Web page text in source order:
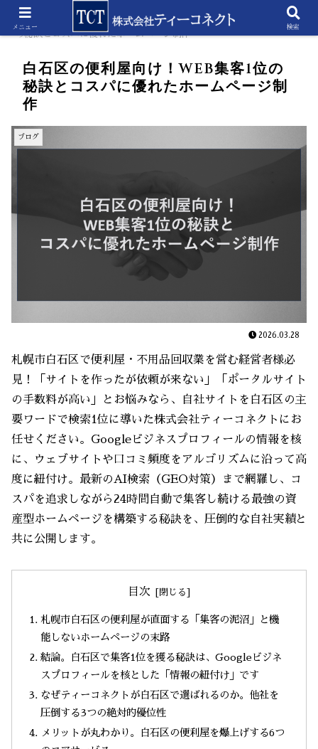
ホーム ブログ
白石区の便利屋向け！WEB集客1位
の秘訣とコスパに優れたホームページ制作
白石区の便利屋向け！WEB集客1位の
秘訣とコスパに優れたホームページ制
作
ブログ
2026.03.28
札幌市白石区で便利屋・不用品回収業を営む経営者様必
見！「サイトを作ったが依頼が来ない」「ポータルサイト
の手数料が高い」とお悩みなら、自社サイトを白石区の主
要ワードで検索1位に導いた株式会社ティーコネクトにお
任せください。Googleビジネスプロフィールの情報を核
に、ウェブサイトや口コミ頻度をアルゴリズムに沿って高
度に紐付け。最新のAI検索（GEO対策）まで網羅し、コ
スパを追求しながら24時間自動で集客し続ける最強の資
産型ホームページを構築する秘訣を、圧倒的な自社実績と
共に公開します。
目次
札幌市白石区の便利屋が直面する「集客の泥沼」と機
能しないホームページの末路
結論。白石区で集客1位を獲る秘訣は、Googleビジネ
スプロフィールを核とした「情報の紐付け」です
なぜティーコネクトが白石区で選ばれるのか。他社を
圧倒する3つの絶対的優位性
メリットが丸わかり。白石区の便利屋を爆上げする6つ
メニュー 検索